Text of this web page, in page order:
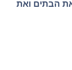
הבתים ואת